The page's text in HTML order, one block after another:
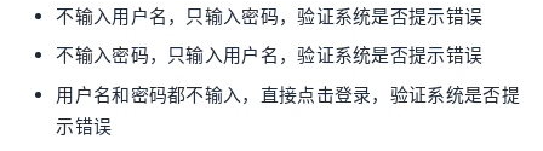
不输入用户名，只输入密码，验证系统是否提示错误
不输入密码，只输入用户名，验证系统是否提示错误
用户名和密码都不输入，直接点击登录，验证系统是否提
示错误